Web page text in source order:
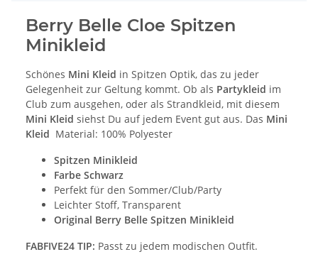
Berry Belle Cloe Spitzen
Minikleid
Schönes Mini Kleid in Spitzen Optik, das zu jeder
Gelegenheit zur Geltung kommt. Ob als Partykleid im
Club zum ausgehen, oder als Strandkleid, mit diesem
Mini Kleid siehst Du auf jedem Event gut aus. Das Mini
Kleid Material: 100% Polyester
Spitzen Minikleid
Farbe Schwarz
Perfekt für den Sommer/Club/Party
Leichter Stoff, Transparent
Original Berry Belle Spitzen Minikleid
FABFIVE24 TIP: Passt zu jedem modischen Outfit.